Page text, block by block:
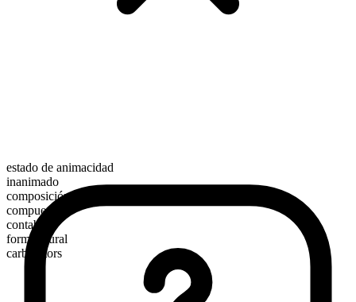
estado de animacidad
inanimado
composición morfológica
compuesto
contable
forma plural
carburetors